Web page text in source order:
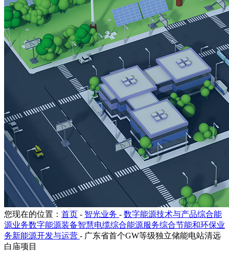
您现在的位置： 首页 - 智光业务 - 数字能源技术与产品综合能
源业务数字能源装备智慧电缆综合能源服务综合节能和环保业
务新能源开发与运营 - 广东省首个GW等级独立储能电站清远
白庙项目